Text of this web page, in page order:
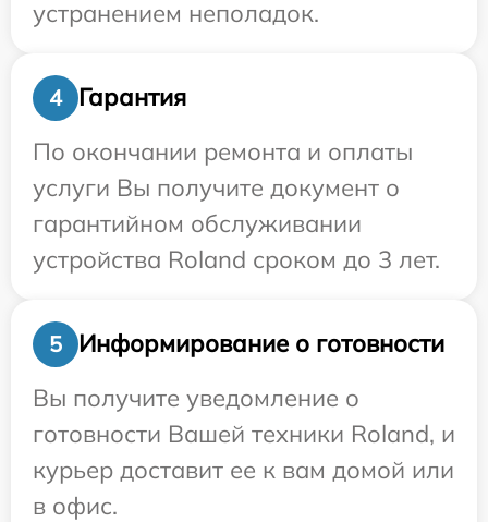
устранением неполадок.
4
Гарантия
По окончании ремонта и оплаты
услуги Вы получите документ о
гарантийном обслуживании
устройства Roland сроком до 3 лет.
5
Информирование о готовности
Вы получите уведомление о
готовности Вашей техники Roland, и
курьер доставит ее к вам домой или
в офис.